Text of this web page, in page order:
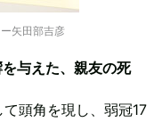
矢田部吉彦
与えた、親友の死
頭角を現し、弱冠17